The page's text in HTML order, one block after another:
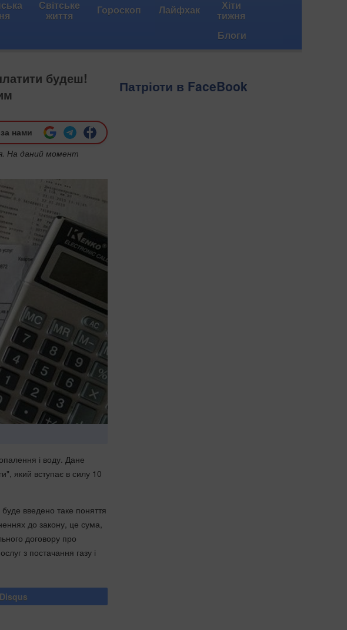
Світське
життя Гороскоп Лайфхак Хіти
тижня
Блоги
будеш!
нами
На даний момент
і воду. Дане
який вступає в силу 10
буде введено таке поняття
до закону, це сума,
договору про
з постачання газу і
Disqus
Патріоти в FaceBook